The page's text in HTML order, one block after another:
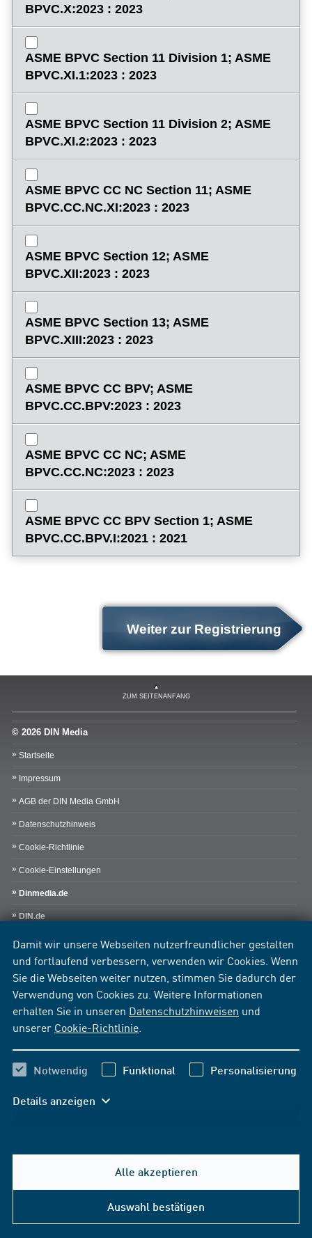
Damit wir unsere Webseiten nutzerfreundlicher gestalten
und fortlaufend verbessern, verwenden wir Cookies. Wenn
Sie die Webseiten weiter nutzen, stimmen Sie dadurch der
Verwendung von Cookies zu. Weitere Informationen
erhalten Sie in unseren Datenschutzhinweisen und
unserer Cookie-Richtlinie
Notwendig Funktional Personalisierung
Details anzeigen
Alle akzeptieren
Auswahl bestätigen
BPVC.X:2023 : 2023
ASME BPVC Section 11 Division 1; ASME
BPVC.XI.1:2023 : 2023
ASME BPVC Section 11 Division 2; ASME
BPVC.XI.2:2023 : 2023
ASME BPVC CC NC Section 11; ASME
BPVC.CC.NC.XI:2023 : 2023
ASME BPVC Section 12; ASME
BPVC.XII:2023 : 2023
ASME BPVC Section 13; ASME
BPVC.XIII:2023 : 2023
ASME BPVC CC BPV; ASME
BPVC.CC.BPV:2023 : 2023
ASME BPVC CC NC; ASME
BPVC.CC.NC:2023 : 2023
ASME BPVC CC BPV Section 1; ASME
BPVC.CC.BPV.I:2021 : 2021
Weiter zur Registrierung
ZUM SEITENANFANG
© 2026 DIN Media
Startseite
Impressum
AGB der DIN Media GmbH
Datenschutzhinweis
Cookie-Richtlinie
Cookie-Einstellungen
Dinmedia.de
DIN.de
Bleiben Sie auf dem neuesten Stand!
News per Facebook
Hilfe & Kontakt